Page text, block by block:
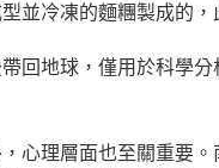
並冷凍的麵糰製成的，
回地球，僅用於科學
心理層面也至關重要